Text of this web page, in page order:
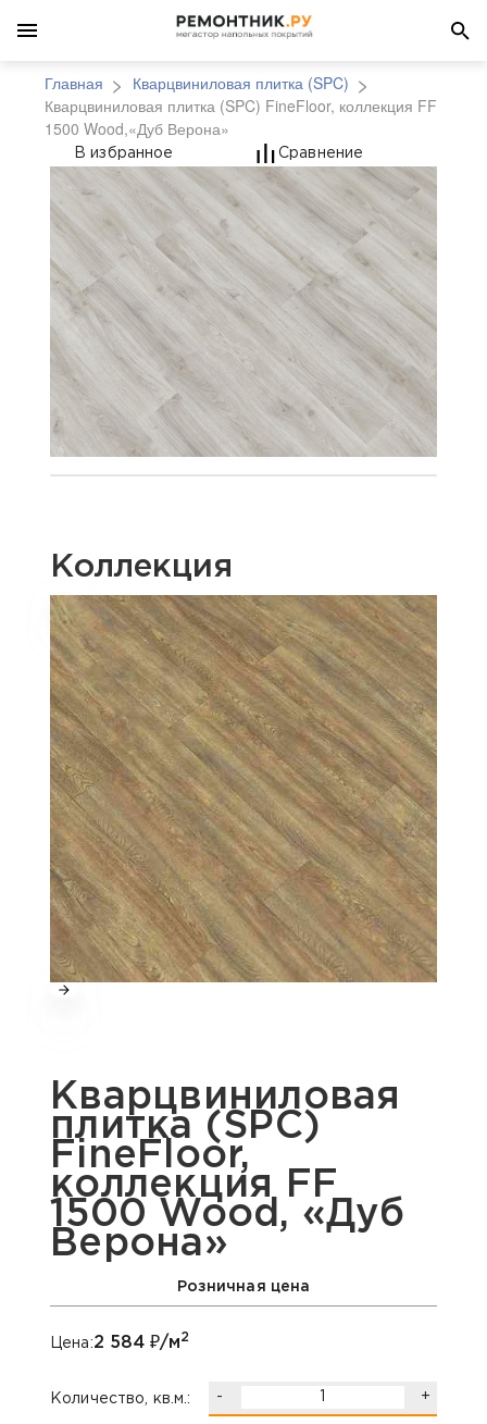
Главная
Кварцвиниловая плитка (SPC)
Кварцвиниловая плитка (SPC) FineFloor, коллекция FF
1500 Wood,«Дуб Верона»
Кварцвиниловая
В избранное Сравнение
Коллекция
Кварцвиниловая
плитка (SPC)
FineFloor,
коллекция FF
1500 Wood, «Дуб
Верона»
Розничная цена
Цена:2 584 ₽/м2
Количество, кв.м.: - +